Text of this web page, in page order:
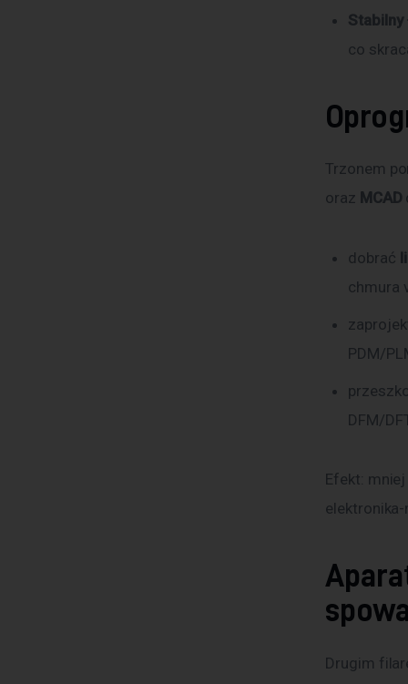
Stabilny
co
Trzonem
oraz MCAD
dobrać
chmura
PDM/
DFM/
Efekt:
Drugim